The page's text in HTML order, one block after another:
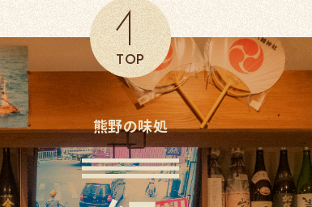
TOP
熊野の味処